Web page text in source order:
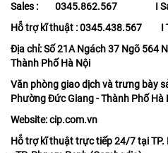
Sales : 0345.862.567 I
Hỗ trợ kĩ thuật : 0345.438.567 I
Địa chỉ: Số 21A Ngách 37 Ngõ 564
Thành Phố Hà Nội
Văn phòng giao dịch và trưng bày
Phường Đức Giang - Thành Phố Hà
Website: cip.com.vn
Hỗ trợ kĩ thuật trực tiếp 24/7 tại TP.